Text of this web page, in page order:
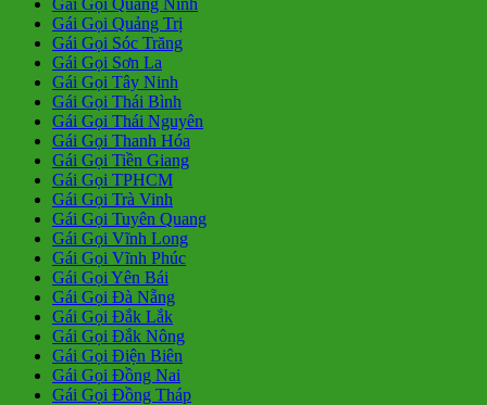
Gái Gọi Quảng Ninh
Gái Gọi Quảng Trị
Gái Gọi Sóc Trăng
Gái Gọi Sơn La
Gái Gọi Tây Ninh
Gái Gọi Thái Bình
Gái Gọi Thái Nguyên
Gái Gọi Thanh Hóa
Gái Gọi Tiền Giang
Gái Gọi TPHCM
Gái Gọi Trà Vinh
Gái Gọi Tuyên Quang
Gái Gọi Vĩnh Long
Gái Gọi Vĩnh Phúc
Gái Gọi Yên Bái
Gái Gọi Đà Nẵng
Gái Gọi Đắk Lắk
Gái Gọi Đắk Nông
Gái Gọi Điện Biên
Gái Gọi Đồng Nai
Gái Gọi Đồng Tháp